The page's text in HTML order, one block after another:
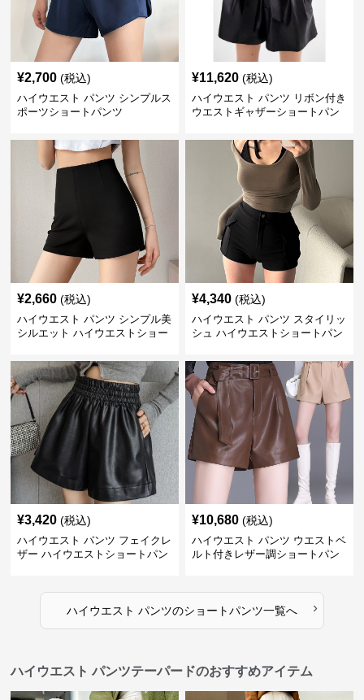
¥2,700 (税込)
ハイウエスト パンツ シンプルス
ポーツショートパンツ
¥11,620 (税込)
ハイウエスト パンツ リボン付き
ウエストギャザーショートパン
¥2,660 (税込)
ハイウエスト パンツ シンプル美
シルエット ハイウエストショー
¥4,340 (税込)
ハイウエスト パンツ スタイリッ
シュ ハイウエストショートパン
¥3,420 (税込)
ハイウエスト パンツ フェイクレ
ザー ハイウエストショートパン
¥10,680 (税込)
ハイウエスト パンツ ウエストベ
ルト付きレザー調ショートパン
ハイウエスト パンツのショートパンツ一覧へ ›
ハイウエスト パンツテーパードのおすすめアイテム